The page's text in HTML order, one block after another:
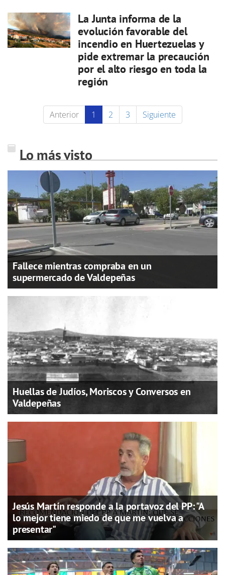
La Junta informa de la
evolución favorable del
incendio en Huertezuelas y
pide extremar la precaución
por el alto riesgo en toda la
región
Anterior 1 2 3 Siguiente
Lo más visto
Fallece mientras compraba en un
supermercado de Valdepeñas
Huellas de Judíos, Moriscos y Conversos en
Valdepeñas
Jesús Martín responde a la portavoz del PP: "A
lo mejor tiene miedo de que me vuelva a
presentar"